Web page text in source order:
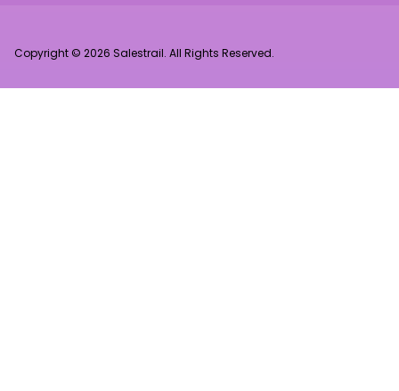
Copyright © 2026 Salestrail. All Rights Reserved.